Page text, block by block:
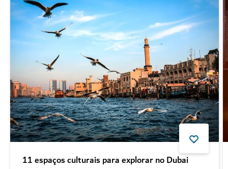
11 espaços culturais para explorar no Dubai